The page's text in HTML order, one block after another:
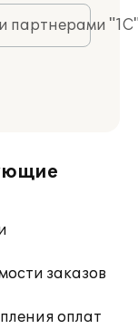
партнерами
заказов
оплат